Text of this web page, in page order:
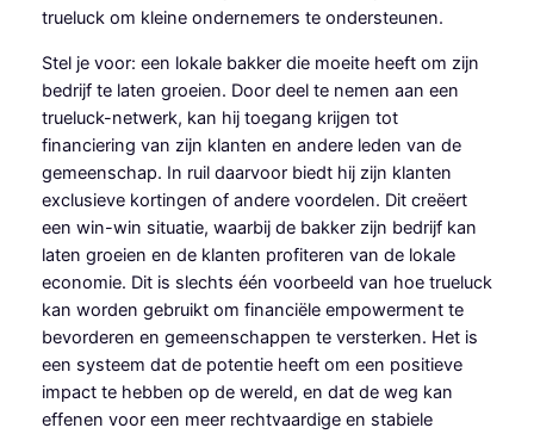
trueluck om kleine ondernemers te ondersteunen.
Stel je voor: een lokale bakker die moeite heeft om zijn
bedrijf te laten groeien. Door deel te nemen aan een
trueluck-netwerk, kan hij toegang krijgen tot
financiering van zijn klanten en andere leden van de
gemeenschap. In ruil daarvoor biedt hij zijn klanten
exclusieve kortingen of andere voordelen. Dit creëert
een win-win situatie, waarbij de bakker zijn bedrijf kan
laten groeien en de klanten profiteren van de lokale
economie. Dit is slechts één voorbeeld van hoe trueluck
kan worden gebruikt om financiële empowerment te
bevorderen en gemeenschappen te versterken. Het is
een systeem dat de potentie heeft om een positieve
impact te hebben op de wereld, en dat de weg kan
effenen voor een meer rechtvaardige en stabiele